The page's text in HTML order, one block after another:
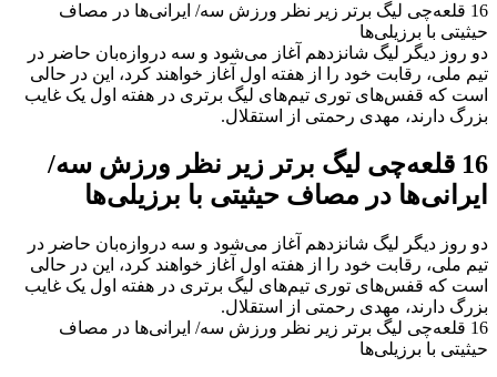
16 قلعه‌چی لیگ برتر زیر نظر ورزش سه/ ایرانی‌ها در مصاف
حیثیتی با برزیلی‌ها
دو روز دیگر لیگ شانزدهم آغاز می‌شود و سه دروازه‌بان حاضر در
تیم ملی، رقابت خود را از هفته اول آغاز خواهند کرد، این در حالی
است که قفس‌های توری تیم‌های لیگ برتری در هفته اول یک غایب
بزرگ دارند، مهدی رحمتی از استقلال.
16 قلعه‌چی لیگ برتر زیر نظر ورزش سه/
ایرانی‌ها در مصاف حیثیتی با برزیلی‌ها
دو روز دیگر لیگ شانزدهم آغاز می‌شود و سه دروازه‌بان حاضر در
تیم ملی، رقابت خود را از هفته اول آغاز خواهند کرد، این در حالی
است که قفس‌های توری تیم‌های لیگ برتری در هفته اول یک غایب
بزرگ دارند، مهدی رحمتی از استقلال.
16 قلعه‌چی لیگ برتر زیر نظر ورزش سه/ ایرانی‌ها در مصاف
حیثیتی با برزیلی‌ها